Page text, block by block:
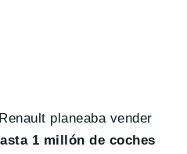
planeaba vender
1 millón de coches